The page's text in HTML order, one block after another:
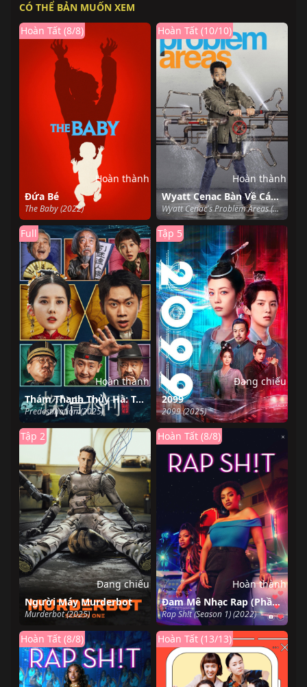
CÓ THỂ BẢN MUỐN XEM
Đứa Bé
The Baby (2022)
Hoàn Tất (8/8)
Hoàn thành
Wyatt Cenac Bàn Về Các Khu Vực Có Vấn Đề (Phần 2)
Wyatt Cenac's Problem Areas (Season 2) (2019)
Hoàn Tất (10/10)
Hoàn thành
Thám Thanh Thủy Hà: Trùng Sinh
Predestination (2025)
Full
Hoàn thành
2099
2099 (2025)
Tập 5
Đang chiếu
Người Máy Murderbot
Murderbot (2025)
Tập 2
Đang chiếu
Đam Mê Nhạc Rap (Phần 1)
Rap Sh!t (Season 1) (2022)
Hoàn Tất (8/8)
Hoàn thành
Hoàn Tất (8/8) Hoàn Tất (13/13)